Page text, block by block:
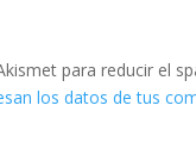
para reducir el
los datos de tus